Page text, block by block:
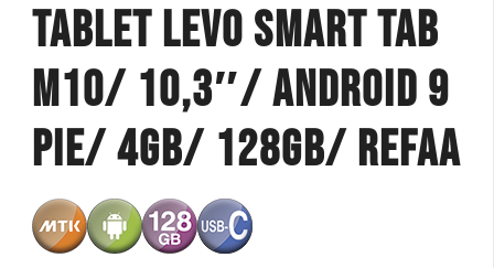
Tablet Levo Smart Tab
M10/ 10,3″/ Android 9
Pie/ 4Gb/ 128Gb/ REFAA